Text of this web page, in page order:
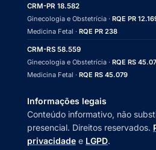
CRM-PR 18.582
Ginecologia e Obstetrícia · RQE PR
Medicina Fetal · RQE PR 238
CRM-RS 58.559
Ginecologia e Obstetrícia · RQE RS
Medicina Fetal · RQE RS 45.079
Informações legais
Conteúdo informativo, não
presencial. Direitos reservados.
privacidade e LGPD.